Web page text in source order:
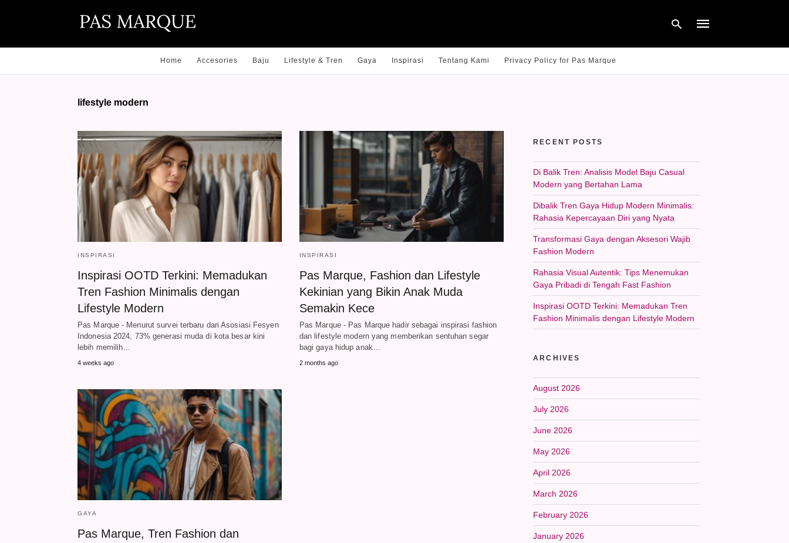
Home Accesories Baju Lifestyle & Tren Gaya Inspirasi Tentang Kami Privacy Policy for Pas Marque
lifestyle modern
INSPIRASI
Inspirasi OOTD Terkini: Memadukan
Tren Fashion Minimalis dengan
Lifestyle Modern
Pas Marque - Menurut survei terbaru dari Asosiasi Fesyen
Indonesia 2024, 73% generasi muda di kota besar kini
lebih memilih…
4 weeks ago
INSPIRASI
Pas Marque, Fashion dan Lifestyle
Kekinian yang Bikin Anak Muda
Semakin Kece
Pas Marque - Pas Marque hadir sebagai inspirasi fashion
dan lifestyle modern yang memberikan sentuhan segar
bagi gaya hidup anak…
2 months ago
GAYA
Pas Marque, Tren Fashion dan
RECENT POSTS
Di Balik Tren: Analisis Model Baju Casual
Modern yang Bertahan Lama
Dibalik Tren Gaya Hidup Modern Minimalis:
Rahasia Kepercayaan Diri yang Nyata
Transformasi Gaya dengan Aksesori Wajib
Fashion Modern
Rahasia Visual Autentik: Tips Menemukan
Gaya Pribadi di Tengah Fast Fashion
Inspirasi OOTD Terkini: Memadukan Tren
Fashion Minimalis dengan Lifestyle Modern
ARCHIVES
August 2026
July 2026
June 2026
May 2026
April 2026
March 2026
February 2026
January 2026